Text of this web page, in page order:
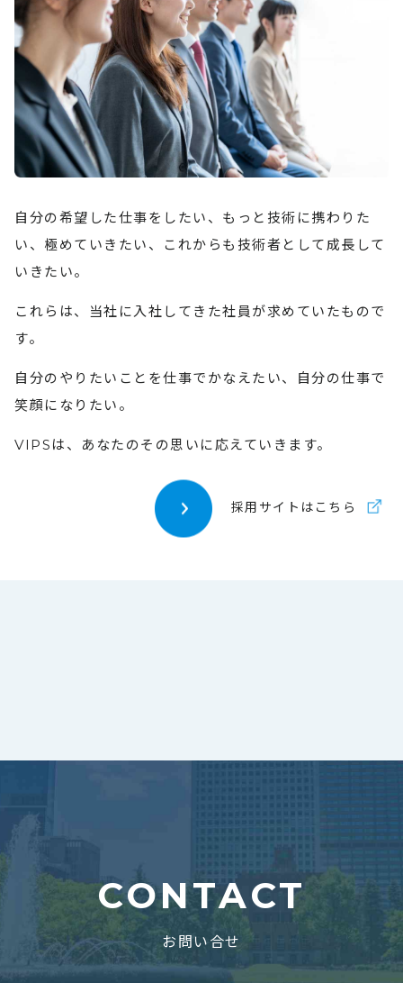
自分の希望した仕事をしたい、もっと技術に携わりた
い、極めていきたい、これからも技術者として成長して
いきたい。
これらは、当社に入社してきた社員が求めていたもので
す。
自分のやりたいことを仕事でかなえたい、自分の仕事で
笑顔になりたい。
VIPSは、あなたのその思いに応えていきます。
採用サイトはこちら
CONTACT
お問い合せ